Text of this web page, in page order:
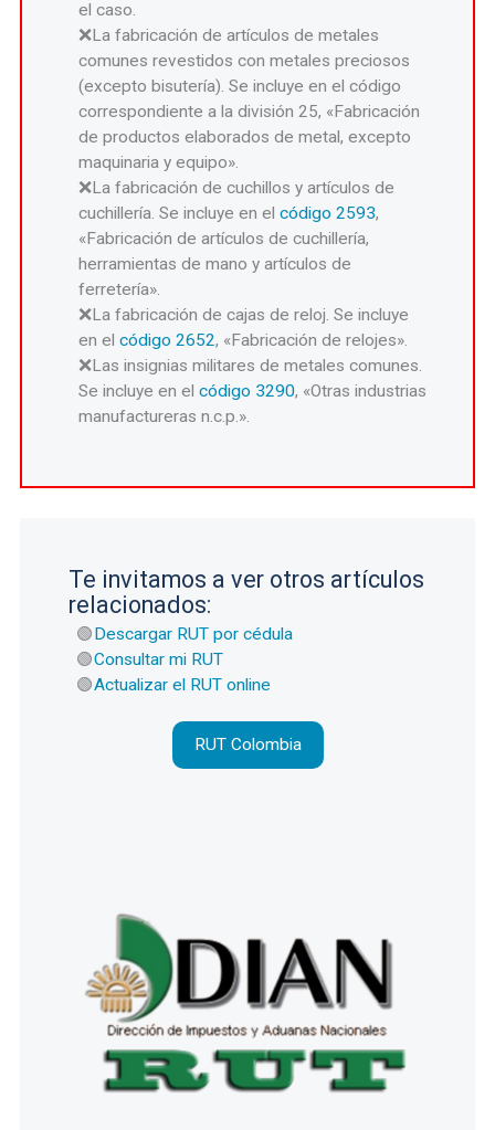
el caso.
La fabricación de artículos de metales
comunes revestidos con metales preciosos
(excepto bisutería). Se incluye en el código
correspondiente a la división 25, «Fabricación
de productos elaborados de metal, excepto
maquinaria y equipo».
La fabricación de cuchillos y artículos de
cuchillería. Se incluye en elcódigo 2593,
«Fabricación de artículos de cuchillería,
herramientas de mano y artículos de
ferretería».
La fabricación de cajas de reloj. Se incluye
en elcódigo 2652, «Fabricación de relojes».
Las insignias militares de metales comunes.
Se incluye en elcódigo 3290, «Otras industrias
manufactureras n.c.p.».
Te invitamos a ver otros artículos
relacionados:
Descargar RUT por cédula
Consultar mi RUT
Actualizar el RUT online
RUT Colombia